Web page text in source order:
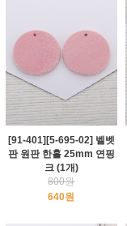
[91-401][5-695-02] 벨벳
판 원판 한홀 25mm 연핑
크 (1개)
800원
640원